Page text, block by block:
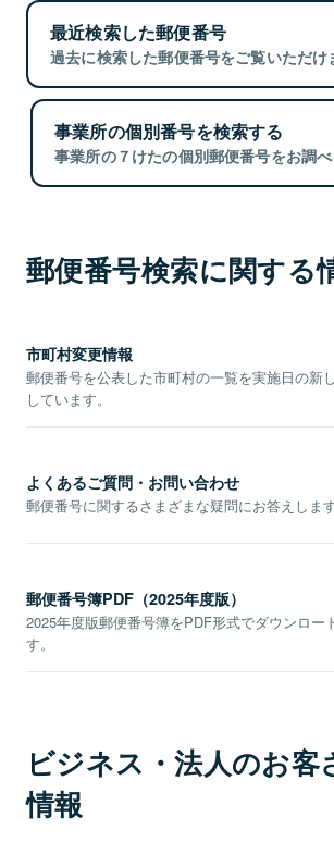
最近検索した郵便番号
過去に検索した郵便番号をご覧いただけ
事業所の個別番号を検索する
事業所の７けたの個別郵便番号をお調べ
郵便番号検索に関する
市町村変更情報
郵便番号を公表した市町村の一覧を実施日の新
しています。
よくあるご質問・お問い合わせ
郵便番号に関するさまざまな疑問にお答えします
郵便番号簿PDF（2025年度版）
2025年度版郵便番号簿をPDF形式でダウンロー
す。
ビジネス・法人のお客
情報